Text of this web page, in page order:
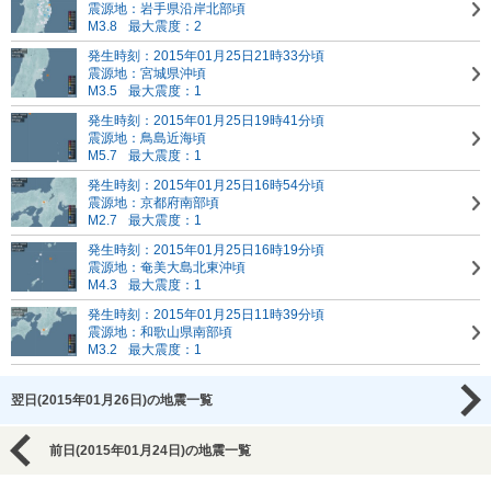
震源地：岩手県沿岸北部頃
M3.8
最大震度：2
発生時刻：2015年01月25日21時33分頃
震源地：宮城県沖頃
M3.5
最大震度：1
発生時刻：2015年01月25日19時41分頃
震源地：鳥島近海頃
M5.7
最大震度：1
発生時刻：2015年01月25日16時54分頃
震源地：京都府南部頃
M2.7
最大震度：1
発生時刻：2015年01月25日16時19分頃
震源地：奄美大島北東沖頃
M4.3
最大震度：1
発生時刻：2015年01月25日11時39分頃
震源地：和歌山県南部頃
M3.2
最大震度：1
翌日(2015年01月26日)の地震一覧
前日(2015年01月24日)の地震一覧